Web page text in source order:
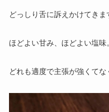
どっしり舌に訴えかけてきま
ほどよい甘み、ほどよい塩味
どれも適度で主張が強くてな